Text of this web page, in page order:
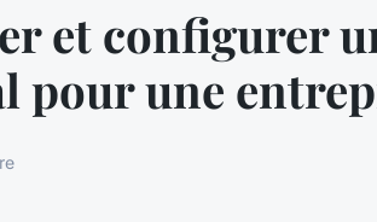
et configurer
pour une